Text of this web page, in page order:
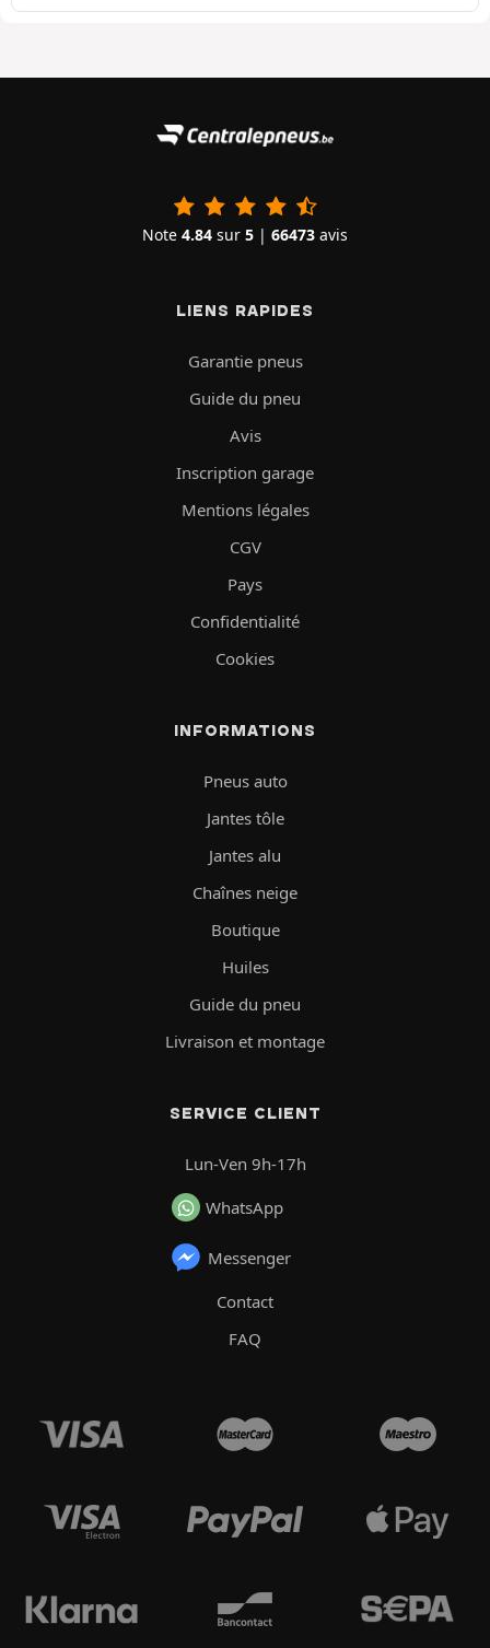
Note 4.84 sur 5 | 66473 avis
LIENS RAPIDES
Garantie pneus
Guide du pneu
Avis
Inscription garage
Mentions légales
CGV
Pays
Confidentialité
Cookies
INFORMATIONS
Pneus auto
Jantes tôle
Jantes alu
Chaînes neige
Boutique
Huiles
Guide du pneu
Livraison et montage
SERVICE CLIENT
Lun-Ven 9h-17h
WhatsApp
Messenger
Contact
FAQ